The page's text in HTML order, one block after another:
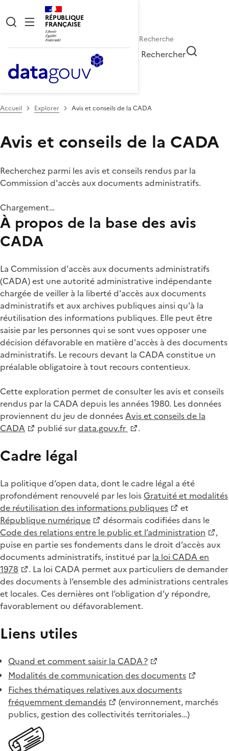
RÉPUBLIQUE
FRANÇAISE
Rechercher
Accueil Explorer Avis et conseils de la CADA
Avis et conseils de la CADA
Recherchez parmi les avis et conseils rendus par la
Commission d'accès aux documents administratifs.
Chargement…
À propos de la base des avis
CADA
La Commission d'accès aux documents administratifs
(CADA) est une autorité administrative indépendante
chargée de veiller à la liberté d'accès aux documents
administratifs et aux archives publiques ainsi qu'à la
réutilisation des informations publiques. Elle peut être
saisie par les personnes qui se sont vues opposer une
décision défavorable en matière d'accès à des documents
administratifs. Le recours devant la CADA constitue un
préalable obligatoire à tout recours contentieux.
Cette exploration permet de consulter les avis et conseils
rendus par la CADA depuis les années 1980. Les données
proviennent du jeu de donnéesAvis et conseils de la
CADA
publié surdata.gouv.fr .
Cadre légal
La politique d’open data, dont le cadre légal a été
profondément renouvelé par les loisGratuité et modalités
de réutilisation des informations publiques
et
République numérique
désormais codifiées dans le
Code des relations entre le public et l’administration
,
puise en partie ses fondements dans le droit d’accès aux
documents administratifs, institué par la loi CADA en
1978
. La loi CADA permet aux particuliers de demander
des documents à l’ensemble des administrations centrales
et locales. Ces dernières ont l’obligation d’y répondre,
favorablement ou défavorablement.
Liens utiles
Quand et comment saisir la CADA ?
Modalités de communication des documents
Fiches thématiques relatives aux documents
fréquemment demandés
(environnement, marchés
publics, gestion des collectivités territoriales…)